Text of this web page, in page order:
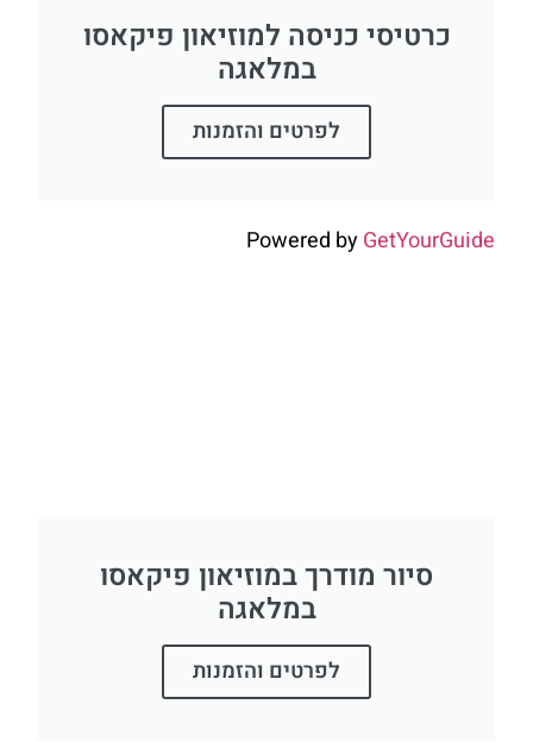
כרטיסי כניסה למוזיאון פיקאסו
במלאגה
לפרטים והזמנות
Powered byGetYourGuide
סיור מודרך במוזיאון פיקאסו
במלאגה
לפרטים והזמנות